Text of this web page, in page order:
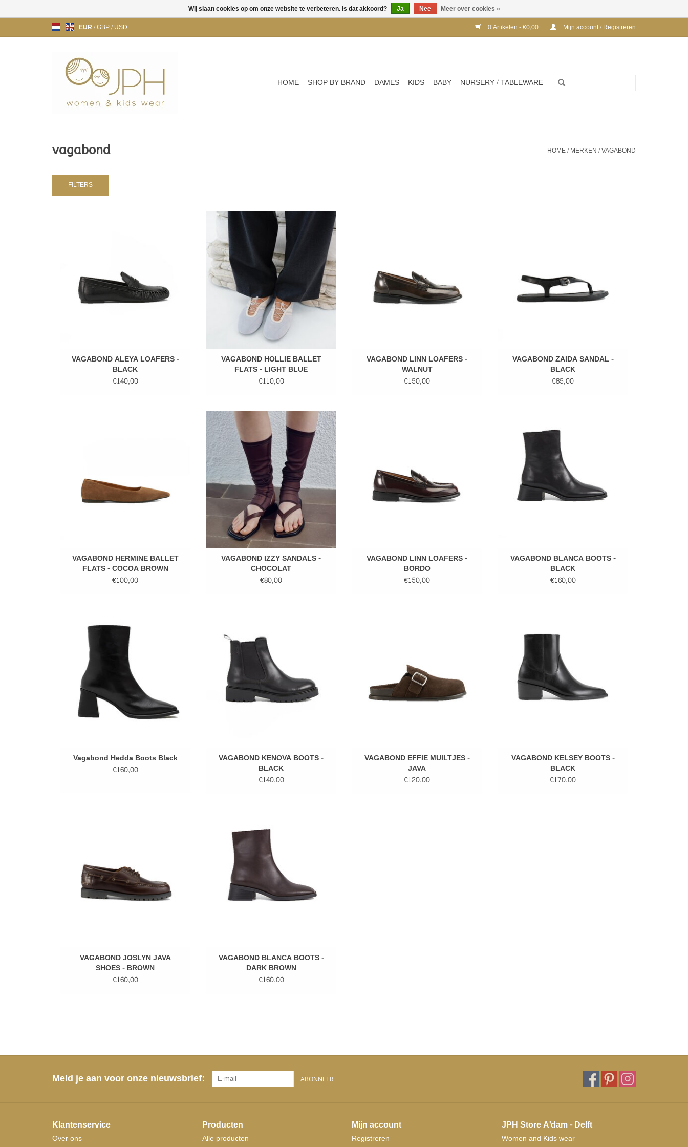
EUR/GBP/USD 0 Artikelen - €0,00 Mijn account / Registreren
HOME SHOP BY BRAND DAMES KIDS BABY NURSERY / TABLEWARE
vagabond HOME/MERKEN/VAGABOND
FILTERS
VAGABOND ALEYA LOAFERS -
BLACK
€140,00
VAGABOND HOLLIE BALLET FLATS -
LIGHT BLUE
VAGABOND HOLLIE BALLET
FLATS - LIGHT BLUE
€110,00
VAGABOND LINN LOAFERS -
WALNUT
€150,00
VAGABOND ZAIDA SANDAL -
BLACK
€85,00
VAGABOND HERMINE BALLET
FLATS - COCOA BROWN
€100,00
VAGABOND IZZY SANDALS - CHOCOLAT
TOEVOEGEN AAN WINKELWAGEN
VAGABOND IZZY SANDALS -
CHOCOLAT
€80,00
VAGABOND LINN LOAFERS -
BORDO
€150,00
VAGABOND BLANCA BOOTS -
BLACK
€160,00
TOEVOEGEN AAN WINKELWAGEN
Vagabond Hedda Boots Black
€160,00
VAGABOND KENOVA BOOTS -
BLACK
€140,00
VAGABOND EFFIE MUILTJES -
JAVA
€120,00
VAGABOND KELSEY BOOTS -
BLACK
€170,00
VAGABOND JOSLYN JAVA
SHOES - BROWN
€160,00
TOEVOEGEN AAN WINKELWAGEN
VAGABOND BLANCA BOOTS -
DARK BROWN
€160,00
Meld je aan voor onze nieuwsbrief: ABONNEER
Klantenservice
Over ons
Producten
Alle producten
Mijn account
Registreren
JPH Store A'dam - Delft
Women and Kids wear
Wij slaan cookies op om onze website te verbeteren. Is dat akkoord? Ja Nee Meer over cookies »